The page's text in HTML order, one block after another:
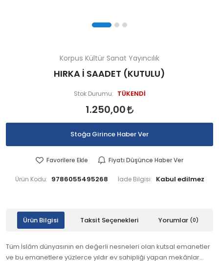
Korpus Kültür Sanat Yayıncılık
HIRKA İ SAADET (KUTULU)
Stok Durumu: TÜKENDİ
1.250,00
Stoğa Girince Haber Ver
Favorilere Ekle Fiyatı Düşünce Haber Ver
Ürün Kodu: 9786055495268 İade Bilgisi:
Ürün Bilgisi Taksit Seçenekleri Yorumlar (0)
Tüm İslâm dünyasının en değerli nesneleri olan kutsal emanetler
ve bu emanetlere yüzlerce yıldır ev sahipliği yapan mekânlar…